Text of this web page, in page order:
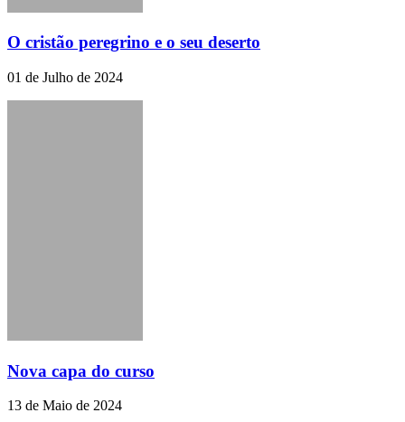
O cristão peregrino e o seu deserto
01 de Julho de 2024
Nova capa do curso
13 de Maio de 2024